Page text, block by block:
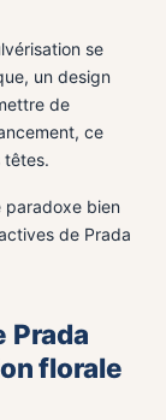
se
un design
de
ce
têtes.
paradoxe bien
de Prada
Prada
florale